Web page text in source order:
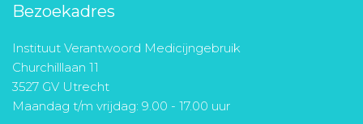
Bezoekadres
Instituut Verantwoord Medicijngebruik
Churchilllaan 11
3527 GV Utrecht
Maandag t/m vrijdag: 9.00 - 17.00 uur